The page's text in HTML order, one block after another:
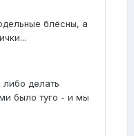
блёсны, а
делать
было туго - и мы